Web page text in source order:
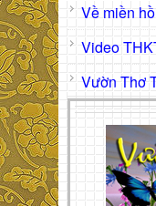
Về miền
Video
Vườn Thơ